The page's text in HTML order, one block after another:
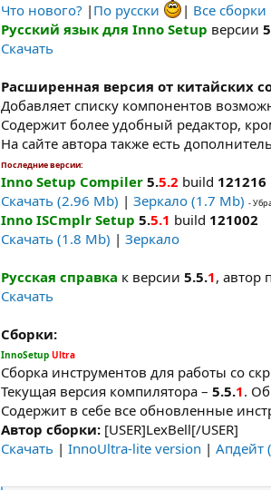
Что нового? | По русски | Все сборки
Русский язык для Inno Setup версии
Скачать
Расширенная версия от китайских
Добавляет списку компонентов
Содержит более удобный редактор,
На сайте автора также есть
Последние версии:
Inno Setup Compiler 5.5.2 build 121216
Скачать (2.96 Mb) | Зеркало (1.7 Mb) -
Inno ISCmplr Setup 5.5.1 build 121002
Скачать (1.8 Mb) | Зеркало
Русская справка к версии 5.5.1, автор
Скачать
Сборки:
InnoSetup Ultra
Сборка инструментов для работы со
Текущая версия компилятора – 5.5.1.
Содержит в себе все обновленные
Автор сборки: [USER]LexBell[/USER]
Скачать | InnoUltra-lite version | Апдейт